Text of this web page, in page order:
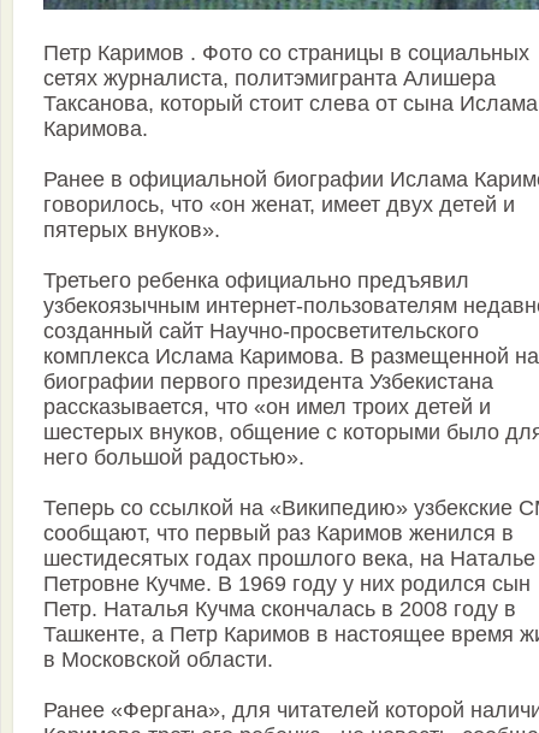
Петр Каримов . Фото со страницы в социальных
сетях журналиста, политэмигранта Алишера
Таксанова, который стоит слева от сына Ислама
Каримова.
Ранее в официальной биографии Ислама
говорилось, что «он женат, имеет двух детей и
пятерых внуков».
Третьего ребенка официально предъявил
узбекоязычным интернет-пользователям
созданный сайт Научно-просветительского
комплекса Ислама Каримова. В размещенной
биографии первого президента Узбекистана
рассказывается, что «он имел троих детей и
шестерых внуков, общение с которыми было
него большой радостью».
Теперь со ссылкой на «Википедию» узбекские
сообщают, что первый раз Каримов женился в
шестидесятых годах прошлого века, на Наталье
Петровне Кучме. В 1969 году у них родился сын
Петр. Наталья Кучма скончалась в 2008 году в
Ташкенте, а Петр Каримов в настоящее время
в Московской области.
Ранее «Фергана», для читателей которой